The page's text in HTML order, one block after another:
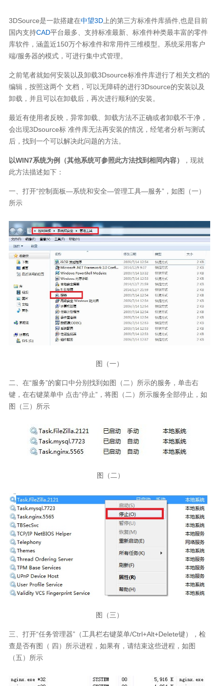
3DSource是一款搭建在中望3D上的第三方标准件库插件,也是目前
国内支持CAD平台最多、支持标准最新、标准件种类最丰富的零件
库软件，涵盖近150万个标准件和常用件三维模型。系统采用客户
端/服务器的模式，可进行集中式管理。
之前笔者就如何安装以及卸载3Dsource标准件库进行了相关文档的
编辑，按照这两个 文档，可以无障碍的进行3Dsource的安装以及
卸载，并且可以在卸载后，再次进行顺利的安装。
最近有使用者反映，异常卸载、卸载方法不正确或者卸载不干净，
会出现3Dsource标 准件库无法再安装的情况，经笔者分析与测试
后，找到一个可以解决此问题的方法。
以WIN7系统为例（其他系统可参照此方法找到相同内容）
，现就
此方法描述如下：
一、打开“控制面板—系统和安全—管理工具—服务”，如图（一）
所示
图（一）
二、在“服务”的窗口中分别找到如图（二）所示的服务，单击右
键，在右键菜单中 点击“停止”，将图（二）所示服务全部停止，如
图（三）所示
图（二）
图（三）
三、打开“任务管理器”（工具栏右键菜单/Ctrl+Alt+Delete键），检
查是否有图（ 四）所示进程，如果有，请结束这些进程，如图
（五）所示